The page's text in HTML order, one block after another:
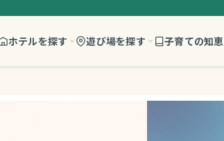
ホテルを探す 遊び場を探す 子育ての知恵